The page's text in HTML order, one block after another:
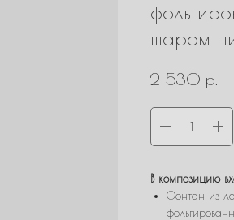
шаром
2 530 р.
В композицию
Фонтан из